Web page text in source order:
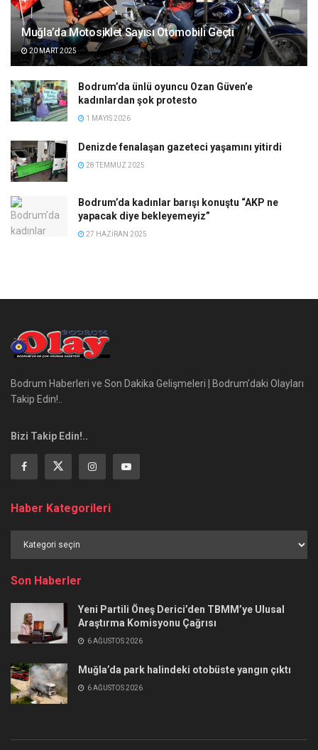
Muğla’da Motosiklet Sayısı Otomobili Geçti
20 MART 2025
Bodrum’da ünlü oyuncu Ozan Güven’e
kadınlardan şok protesto
1 MAYIS 2026
Denizde fenalaşan gazeteci yaşamını yitirdi
28 TEMMUZ 2025
Bodrum’da kadınlar barışı konuştu “AKP ne
yapacak diye bekleyemeyiz”
27 HAZIRAN 2025
Bodrum Haberleri ve Son Dakika Gelişmeleri | Bodrum’daki Olayları
Takip Edin!..
Bizi Takip Edin!..
Haber Kategorileri
Kategorileri
Son Haberler
Yeni Partili Öneş Derici’den TBMM’ye Ulusal
Araştırma Komisyonu Çağrısı
6 AĞUSTOS 2026
Muğla’da park halindeki otobüste yangın çıktı
6 AĞUSTOS 2026